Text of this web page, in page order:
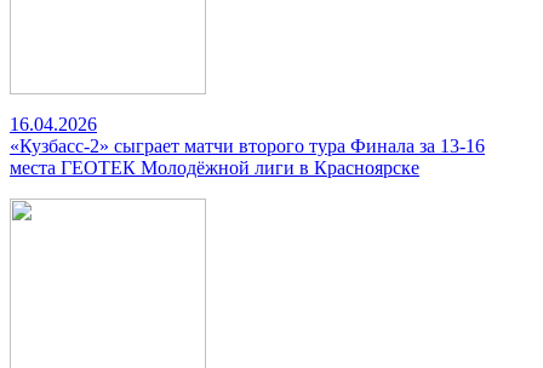
16.04.2026
«Кузбасс-2» сыграет матчи второго тура Финала за 13-16
места ГЕОТЕК Молодёжной лиги в Красноярске